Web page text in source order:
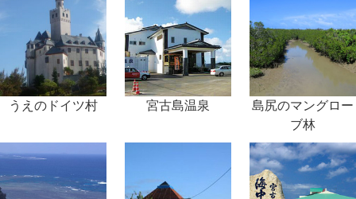
うえのドイツ村 宮古島温泉
島尻のマングロー
ブ林